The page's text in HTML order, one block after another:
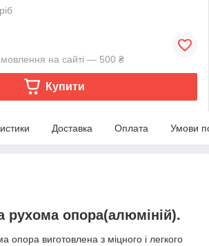
на сайті — 500 ₴
Купити
Доставка Оплата Умови
рухома опора(алюміній).
опора виготовлена з міцного і легкого